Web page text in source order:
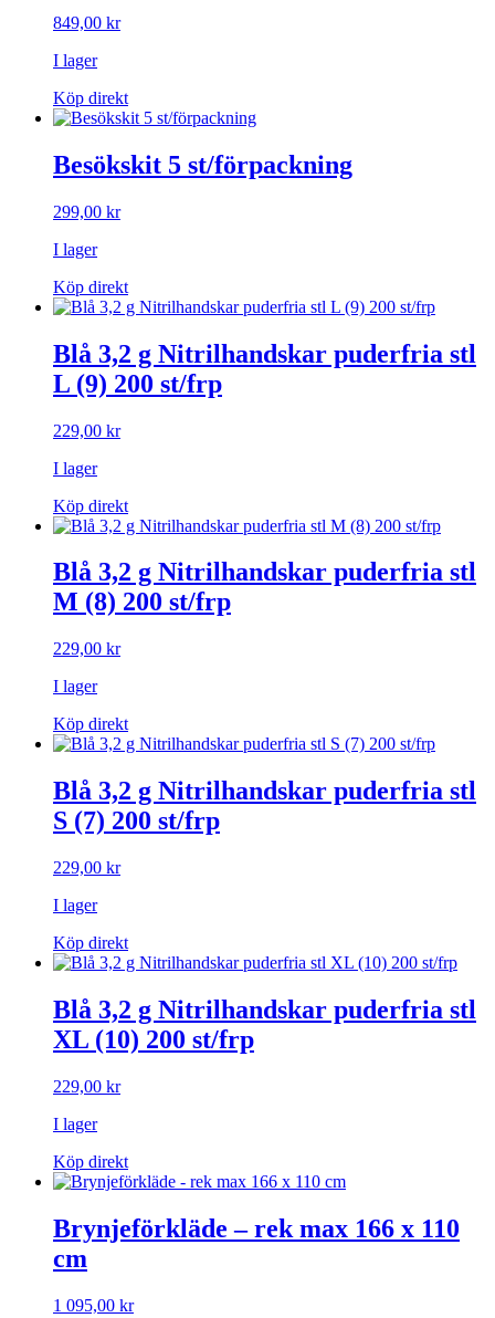
849,00 kr
I lager
Köp direkt
Besökskit 5 st/förpackning
299,00 kr
I lager
Köp direkt
Blå 3,2 g Nitrilhandskar puderfria stl
L (9) 200 st/frp
229,00 kr
I lager
Köp direkt
Blå 3,2 g Nitrilhandskar puderfria stl
M (8) 200 st/frp
229,00 kr
I lager
Köp direkt
Blå 3,2 g Nitrilhandskar puderfria stl
S (7) 200 st/frp
229,00 kr
I lager
Köp direkt
Blå 3,2 g Nitrilhandskar puderfria stl
XL (10) 200 st/frp
229,00 kr
I lager
Köp direkt
Brynjeförkläde – rek max 166 x 110
cm
1 095,00 kr